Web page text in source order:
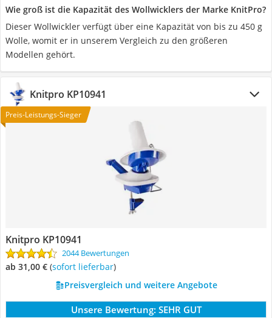
Wie groß ist die Kapazität des Wollwicklers der Marke KnitPro?
Dieser Wollwickler verfügt über eine Kapazität von bis zu 450 g
Wolle, womit er in unserem Vergleich zu den größeren
Modellen gehört.
Knitpro KP10941
Preis-Leistungs-Sieger
Knitpro KP10941
2044 Bewertungen
ab 31,00 € ( Sofort lieferbar)
Preisvergleich und weitere Angebote
Unsere Bewertung: SEHR GUT